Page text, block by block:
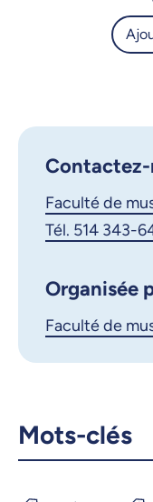
Contactez-
Faculté de
Tél. 514 343-
Organisée
Faculté de
Mots-clés